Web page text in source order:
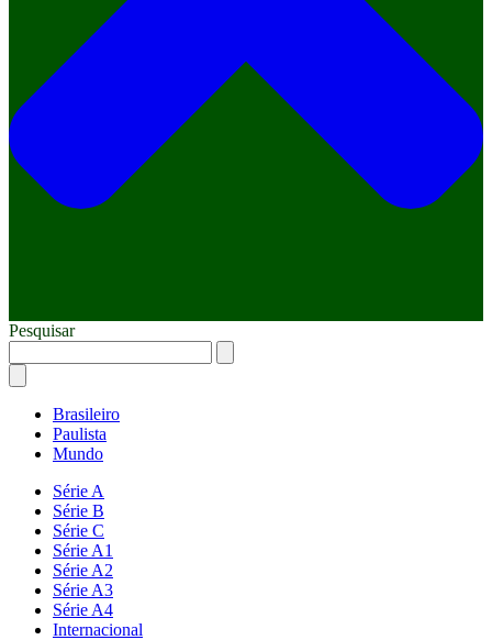
Pesquisar
Brasileiro
Paulista
Mundo
Série A
Série B
Série C
Série A1
Série A2
Série A3
Série A4
Internacional